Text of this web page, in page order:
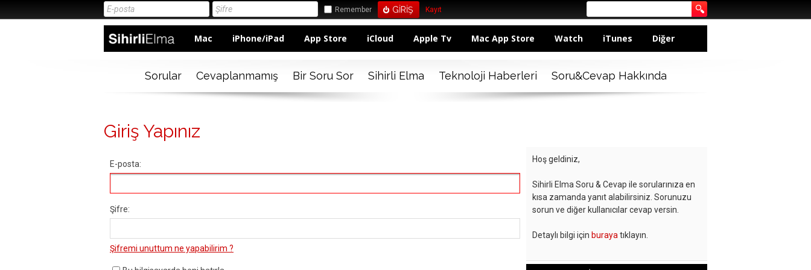
Remember Kayıt
Mac iPhone/iPad App Store iCloud Apple Tv Mac App Store Watch iTunes Diğer
Sorular Cevaplanmamış Bir Soru Sor Sihirli Elma Teknoloji Haberleri Soru&Cevap Hakkında
Giriş Yapınız
E-posta:
Şifre:
Şifremi unuttum ne yapabilirim ?
Hoş geldiniz,
Sihirli Elma Soru & Cevap ile sorularınıza en
kısa zamanda yanıt alabilirsiniz. Sorunuzu
sorun ve diğer kullanıcılar cevap versin.
Detaylı bilgi için buraya tıklayın.